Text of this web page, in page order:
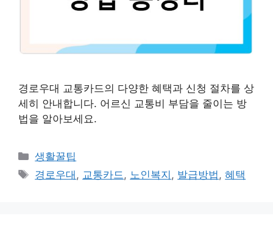
경로우대 교통카드의 다양한 혜택과 신청 절차를 상
세히 안내합니다. 어르신 교통비 부담을 줄이는 방
법을 알아보세요.
카
테
생활꿀팁
태
경로우대 , 교통카드, 노인복지 , 발급방법,혜택